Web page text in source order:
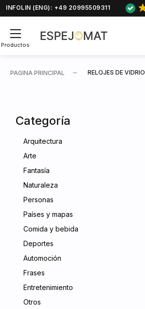
INFOLIN (ENG): +49 20995509311
Productos
PAGINA PRINCIPAL RELOJES DE VIDRIO
Categoría
Arquitectura
Arte
Fantasía
Naturaleza
Personas
Países y mapas
Comida y bebida
Deportes
Automoción
Frases
Entretenimiento
Otros